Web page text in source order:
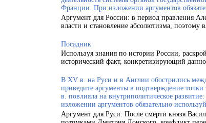
Франции. При изложении аргументов
Аргумент для России: в период правления
власти и становление абсолютизма, поэтому
Посадник
Используя знания по истории России,
исторический факт, конкретизирующий
В XV в. на Руси и в Англии обострились
приведите аргументы в подтверждение
в. повлияла на внутриполитическое
изложении аргументов обязательно
Аргумент для Руси: После смерти князя